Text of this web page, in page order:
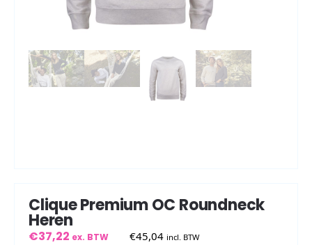
Clique Premium OC Roundneck
Heren
€37,22 ex. BTW €45,04 incl. BTW